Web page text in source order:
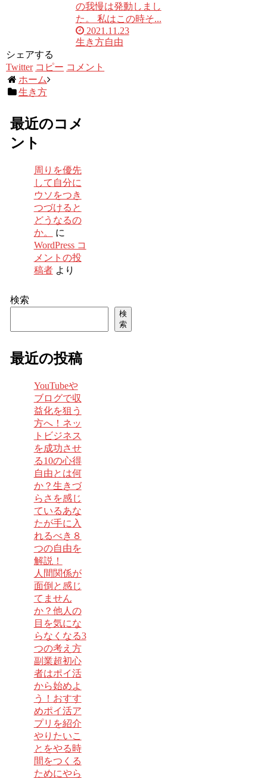
の我慢は発動しまし
た。 私はこの時そ...
2021.11.23
生き方自由
シェアする
Twitter コピー コメント
ホーム
生き方
最近のコメ
ント
周りを優先
して自分に
ウソをつき
つづけると
どうなるの
か。
に
WordPress コ
メントの投
稿者より
検索
検
索
最近の投稿
YouTubeや
ブログで収
益化を狙う
方へ！ネッ
トビジネス
を成功させ
る10の心得
自由とは何
か？生きづ
らさを感じ
ているあな
たが手に入
れるべき８
つの自由を
解説！
人間関係が
面倒と感じ
てません
か？他人の
目を気にな
らなくなる3
つの考え方
副業超初心
者はポイ活
から始めよ
う！おすす
めポイ活ア
プリを紹介
やりたいこ
とをやる時
間をつくる
ためにやら